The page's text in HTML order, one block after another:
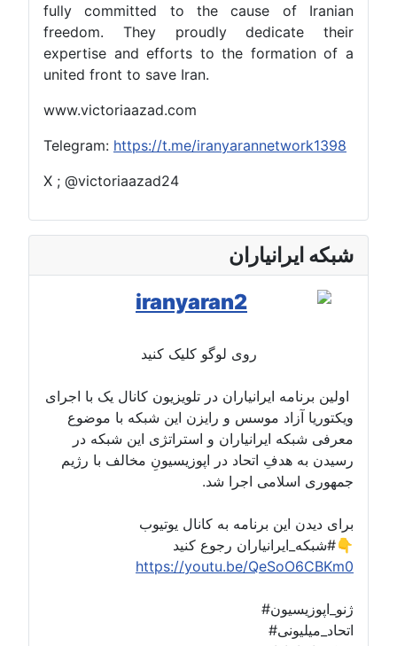
fully committed to the cause of Iranian
freedom. They proudly dedicate their
expertise and efforts to the formation of a
united front to save Iran.
www.victoriaazad.com
Telegram: https://t.me/iranyarannetwork1398
X ; @victoriaazad24
شبکه ایرانیاران
روی لوگو کلیک کنید
اولین برنامه ایرانیاران در تلویزیون کانال یک با اجرای
ویکتوریا آزاد موسس و رایزن این شبکه با موضوع
معرفی شبکه ایرانیاران و استراتژی این شبکه در
رسیدن به هدفِ اتحاد در اپوزیسیونِ مخالف با رژیم
جمهوری اسلامی اجرا شد.
برای دیدن این برنامه به کانال یوتیوب
#شبکه_ایرانیاران رجوع کنید👇
https://youtu.be/QeSoO6CBKm0
#ژنو_اپوزیسیون
#اتحاد_میلیونی